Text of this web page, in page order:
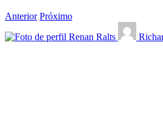
Anterior Próximo
Renan Ralts